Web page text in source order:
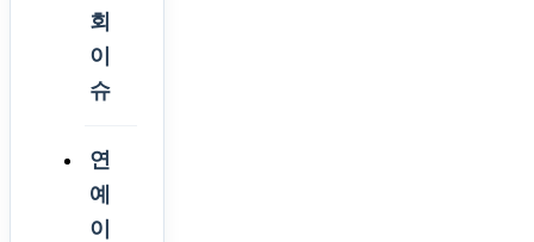
회
이
슈
연
예
이